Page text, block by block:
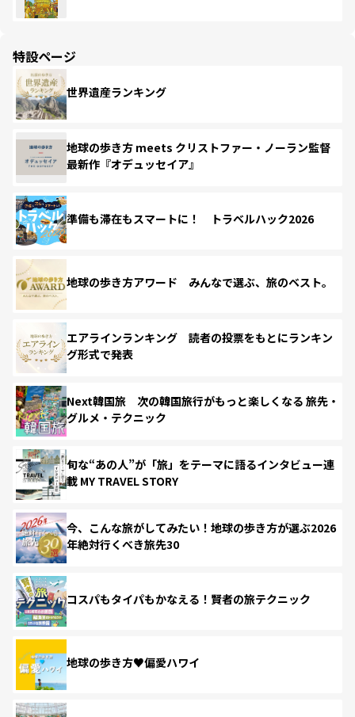
特設ページ
世界遺産ランキング
地球の歩き方 meets クリストファー・ノーラン監督
最新作『オデュッセイア』
準備も滞在もスマートに！ トラベルハック2026
地球の歩き方アワード みんなで選ぶ、旅のベスト。
エアラインランキング 読者の投票をもとにランキン
グ形式で発表
Next韓国旅 次の韓国旅行がもっと楽しくなる 旅先・
グルメ・テクニック
旬な“あの人”が「旅」をテーマに語るインタビュー連
載 MY TRAVEL STORY
今、こんな旅がしてみたい！地球の歩き方が選ぶ2026
年絶対行くべき旅先30
コスパもタイパもかなえる！賢者の旅テクニック
地球の歩き方♥偏愛ハワイ